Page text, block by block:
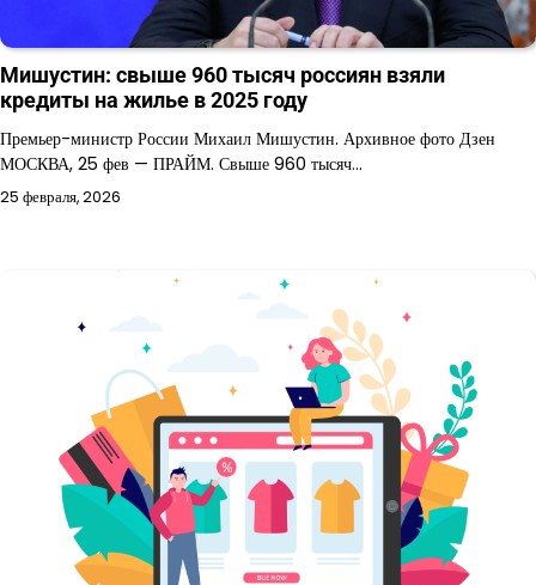
Мишустин: свыше 960 тысяч россиян взяли
кредиты на жилье в 2025 году
Премьер-министр России Михаил Мишустин. Архивное фото Дзен
МОСКВА, 25 фев — ПРАЙМ. Свыше 960 тысяч…
25 февраля, 2026